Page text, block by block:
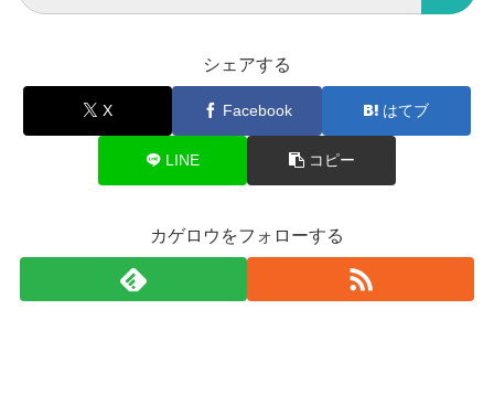
シェアする
X Facebook はてブ
LINE コピー
カゲロウをフォローする